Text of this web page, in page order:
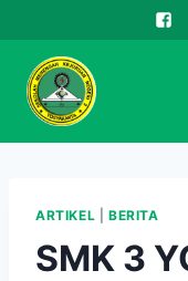
to
content
ARTIKEL BERITA
SMK 3